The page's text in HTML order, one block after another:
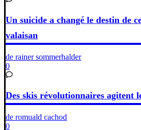
Un suicide a changé le destin de
valaisan
de rainer sommerhalder
0
Des skis révolutionnaires agitent
de romuald cachod
0